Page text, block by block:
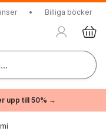
• Billiga böcker
upp till 50% →